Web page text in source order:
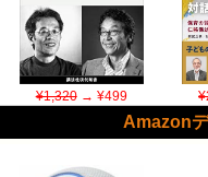
¥1,320→ ¥499
Amazon